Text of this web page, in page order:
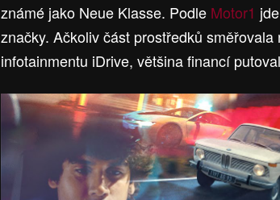
známé jako Neue Klasse. Podle Motor1
značky. Ačkoliv část prostředků
infotainmentu iDrive, většina financí